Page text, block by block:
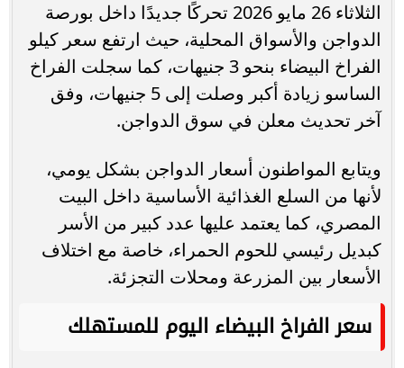
الثلاثاء 26 مايو 2026 تحركًا جديدًا داخل بورصة
الدواجن والأسواق المحلية، حيث ارتفع سعر كيلو
الفراخ البيضاء بنحو 3 جنيهات، كما سجلت الفراخ
الساسو زيادة أكبر وصلت إلى 5 جنيهات، وفق
آخر تحديث معلن في سوق الدواجن.
ويتابع المواطنون أسعار الدواجن بشكل يومي،
لأنها من السلع الغذائية الأساسية داخل البيت
المصري، كما يعتمد عليها عدد كبير من الأسر
كبديل رئيسي للحوم الحمراء، خاصة مع اختلاف
الأسعار بين المزرعة ومحلات التجزئة.
سعر الفراخ البيضاء اليوم للمستهلك